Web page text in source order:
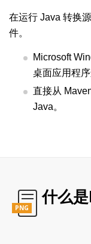
在运行 Java 转换
件。
Microsoft
桌面应用程
直接从
Java。
PNG
什么